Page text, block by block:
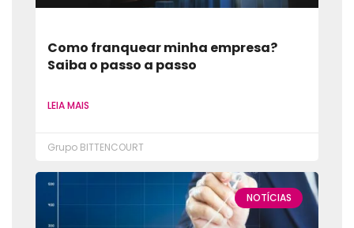
Como franquear minha empresa?
Saiba o passo a passo
LEIA MAIS
Grupo BITTENCOURT
NOTÍCIAS